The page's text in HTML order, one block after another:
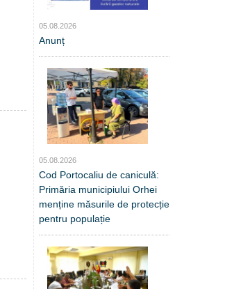
05.08.2026
Anunț
05.08.2026
Cod Portocaliu de caniculă:
Primăria municipiului Orhei
menține măsurile de protecție
pentru populație